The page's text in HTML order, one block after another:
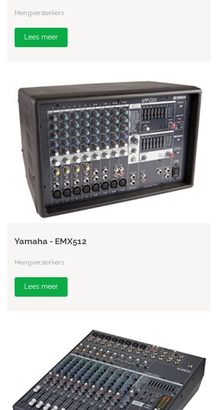
Mengversterkers
Lees meer
Yamaha - EMX512
Mengversterkers
Lees meer